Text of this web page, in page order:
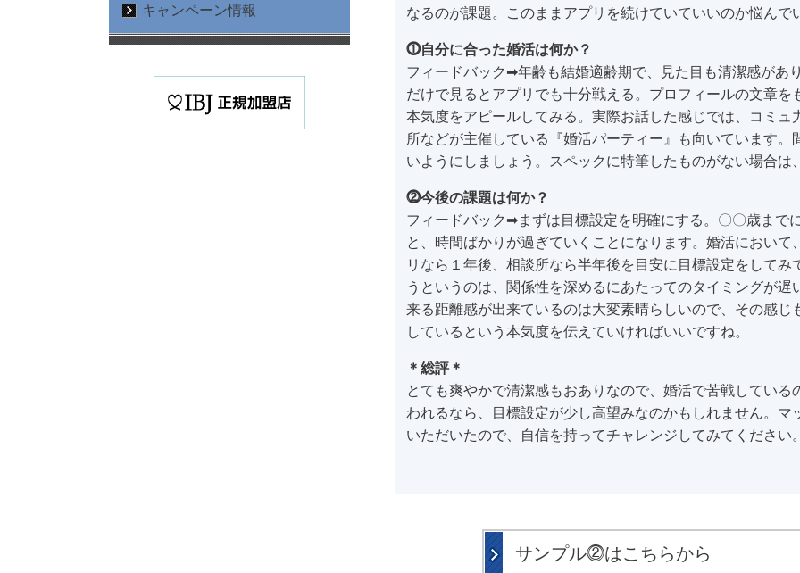
なるのが課題。このままアプリを続けていていいのか悩んで
⓵自分に合った婚活は何か？
フィードバック➡年齢も結婚適齢期で、見た目も清潔感があ
だけで見るとアプリでも十分戦える。プロフィールの文章
本気度をアピールしてみる。実際お話した感じでは、コミ
所などが主催している『婚活パーティー』も向いています
いようにしましょう。スペックに特筆したものがない場合は
⓶今後の課題は何か？
フィードバック➡まずは目標設定を明確にする。〇〇歳まで
と、時間ばかりが過ぎていくことになります。婚活におい
リなら１年後、相談所なら半年後を目安に目標設定をして
うというのは、関係性を深めるにあたってのタイミングが
来る距離感が出来ているのは大変素晴らしいので、その感
しているという本気度を伝えていければいいですね。
＊総評＊
とても爽やかで清潔感もおありなので、婚活で苦戦してい
われるなら、目標設定が少し高望みなのかもしれません。
いただいたので、自信を持ってチャレンジしてみてください。
サンプル⓶はこちらから
キャンペーン情報